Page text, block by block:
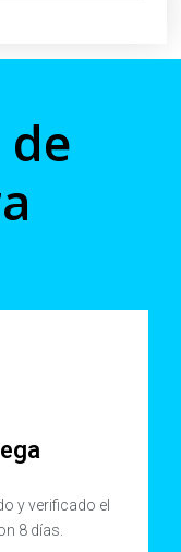
y verificado el
8 días.